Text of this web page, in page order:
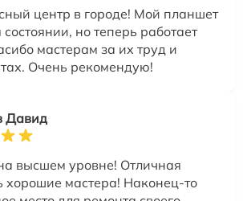
центр в городе! Мой планшет
но теперь работает
мастерам за их труд и
Очень рекомендую!
Давид
высшем уровне! Отличная
хорошие мастера! Наконец-то